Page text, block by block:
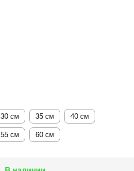
30 см 35 см 40 см
55 см 60 см